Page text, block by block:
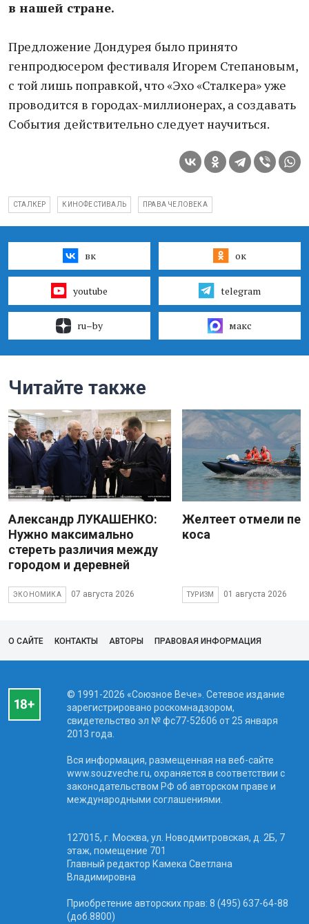
в нашей стране.
Предложение Дондурея было принято
генпродюсером фестиваля Игорем Степановым,
с той лишь поправкой, что «Эхо «Сталкера» уже
проводится в городах-миллионерах, а создавать
События действительно следует научиться.
СТАЛКЕР КИНОФЕСТИВАЛЬ ПРАВА ЧЕЛОВЕКА
вк ок
youtube telegram
ru–by макс
Читайте также
Александр ЛУКАШЕНКО:
Нужно максимально
стереть различия между
городом и деревней
ЭКОНОМИКА 07 августа 2026
Желтеет отмели
коса
ТУРИЗМ 01 августа 2026
О САЙТЕ КОНТАКТЫ АВТОРЫ ПРАВОВАЯ ИНФОРМАЦИЯ
© 1991-2026 «Союзное Вече». Сетевое издание
зарегистрировано роскомнадзором,
свидетельство эл № фc77-52606 от 25 января
2013 года.
Вся информация, размещенная на веб-сайте
www.souzveche.ru, охраняется в соответствии с
законодательством РФ об авторском праве и
международными соглашениями.
127015, г. Москва, ул. Новодмитровская, д. 2Б, 7
этаж, помещение 701
Главный редактор Камека Светлана
Владимировна
Приобретение авторских прав: 8 (495) 637-64-88
(доб.8800)